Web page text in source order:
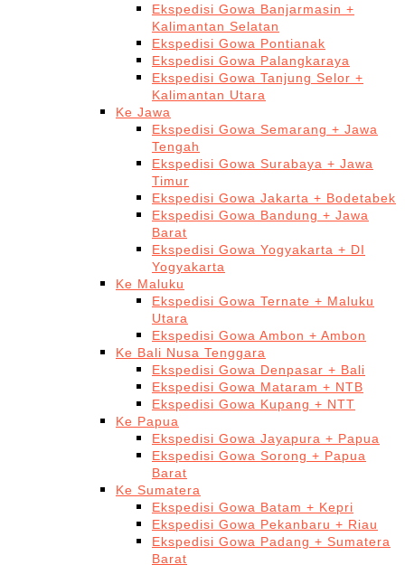
Ekspedisi Gowa Banjarmasin +
Kalimantan Selatan
Ekspedisi Gowa Pontianak
Ekspedisi Gowa Palangkaraya
Ekspedisi Gowa Tanjung Selor +
Kalimantan Utara
Ke Jawa
Ekspedisi Gowa Semarang + Jawa
Tengah
Ekspedisi Gowa Surabaya + Jawa
Timur
Ekspedisi Gowa Jakarta + Bodetabek
Ekspedisi Gowa Bandung + Jawa
Barat
Ekspedisi Gowa Yogyakarta + DI
Yogyakarta
Ke Maluku
Ekspedisi Gowa Ternate + Maluku
Utara
Ekspedisi Gowa Ambon + Ambon
Ke Bali Nusa Tenggara
Ekspedisi Gowa Denpasar + Bali
Ekspedisi Gowa Mataram + NTB
Ekspedisi Gowa Kupang + NTT
Ke Papua
Ekspedisi Gowa Jayapura + Papua
Ekspedisi Gowa Sorong + Papua
Barat
Ke Sumatera
Ekspedisi Gowa Batam + Kepri
Ekspedisi Gowa Pekanbaru + Riau
Ekspedisi Gowa Padang + Sumatera
Barat